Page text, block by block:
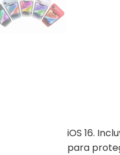
iOS 16.
para